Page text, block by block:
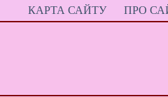
ПерейтиКАРТА САЙТУ ПРО